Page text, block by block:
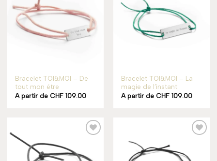
Bracelet TOI&MOI – De
tout mon être
A partir deCHF 109.00
Bracelet TOI&MOI – La
magie de l’instant
A partir deCHF 109.00